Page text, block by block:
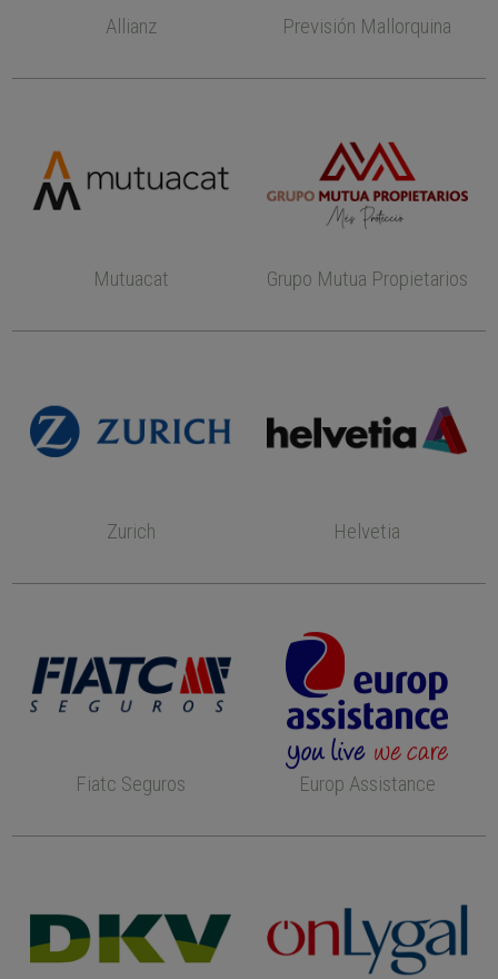
Allianz Previsión Mallorquina
Mutuacat Grupo Mutua Propietarios
Zurich Helvetia
Fiatc Seguros Europ Assistance